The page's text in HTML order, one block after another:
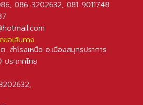
ขอเส้นทาง
ำโรงเหนือ อ.เมืองสมุทรปราการ
ระเทศไทย
,